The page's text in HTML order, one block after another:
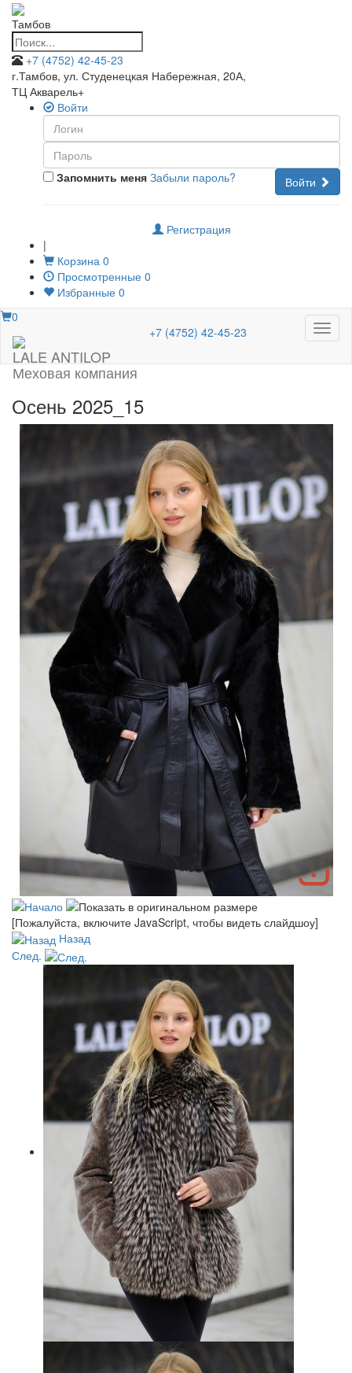
Тамбов
+7 (4752) 42-45-23
г.Тамбов, ул. Студенецкая Набережная, 20А,
ТЦ Акварель+
Войти
Запомнить меня Войти
Забыли пароль?
Регистрация
|
Корзина 0
Просмотренные 0
Избранные 0
Меню
0
LALE ANTILOP
Меховая компания
+7 (4752) 42-45-23
Осень 2025_15
[Пожалуйста, включите JavaScript, чтобы видеть слайдшоу]
Назад
След.